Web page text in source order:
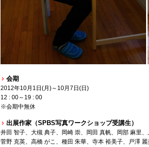
会期
2012年10月1日(月)～10月7日(日)
12 : 00～19 : 00
※会期中無休
出展作家（SPBS写真ワークショップ受講生）
井田 智子、大槻 典子、岡崎 崇、岡田 真帆、岡部 麻里
菅野 克英、高橋 がこ、種田 朱華、寺本 裕美子、戸澤 麗